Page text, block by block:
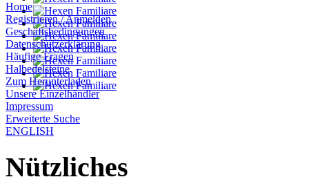
Home
Registrieren / Anmelden
Geschäftsbedingungen
Datenschutzerklärung
Häufige Fragen
Halbedelsteine
Zum Herunterladen
Unsere Einzelhändler
Impressum
Erweiterte Suche
ENGLISH
Nützliches